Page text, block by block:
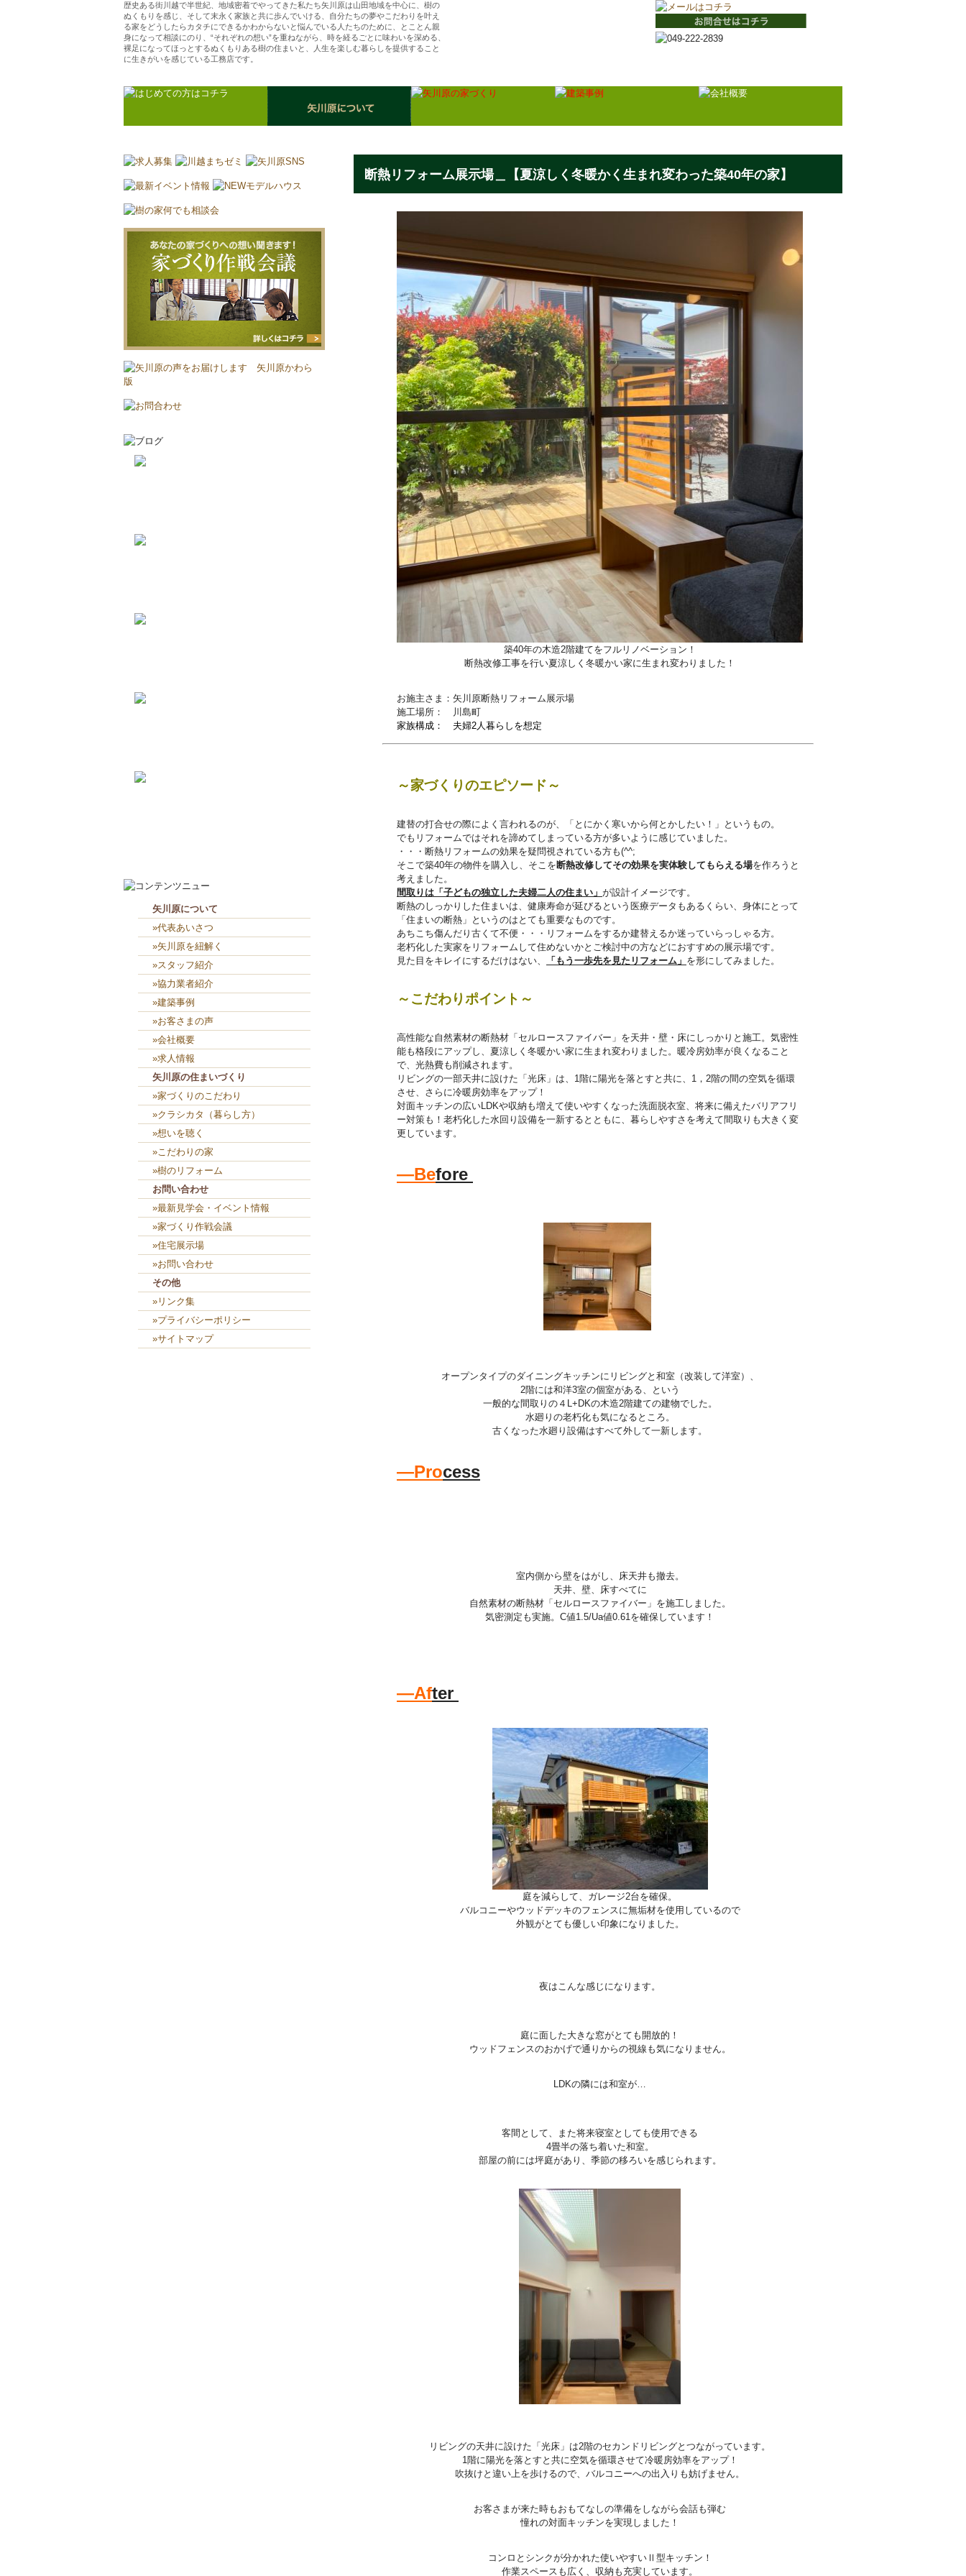
歴史ある街川越で半世紀、地域密着でやってきた私たち矢川原は山田地域を中心に、樹の
ぬくもりを感じ、そして末永く家族と共に歩んでいける、自分たちの夢やこだわりを叶え
る家をどうしたらカタチにできるかわからないと悩んでいる人たちのために、とことん親
身になって相談にのり、“それぞれの想い”を重ねながら、時を経るごとに味わいを深める、
裸足になってほっとするぬくもりある樹の住まいと、人生を楽しむ暮らしを提供すること
に生きがいを感じている工務店です。
断熱リフォーム展示場＿【夏涼しく冬暖かく生まれ変わった築40年の家】
築40年の木造2階建てをフルリノベーション！
断熱改修工事を行い夏涼しく冬暖かい家に生まれ変わりました！
お施主さま：矢川原断熱リフォーム展示場
施工場所： 川島町
家族構成： 夫婦2人暮らしを想定
～家づくりのエピソード～
建替の打合せの際によく言われるのが、「とにかく寒いから何とかしたい！」というもの。
でもリフォームではそれを諦めてしまっている方が多いように感じていました。
・・・断熱リフォームの効果を疑問視されている方も(^^;
そこで築40年の物件を購入し、そこを 断熱改修してその効果を実体験してもらえる場を作ろうと
考えました。
間取りは「子どもの独立した夫婦二人の住まい」 が設計イメージです。
断熱のしっかりした住まいは、健康寿命が延びるという医療データもあるくらい、身体に とって
「住まいの断熱」というのはとても重要なものです。
あちこち傷んだり古くて不便・・・リフォームをするか建替えるか迷っていらっしゃる方。
老朽化した実家をリフォームして住めないかとご検討中の方などにおすすめの展示場です。
見た目をキレイにするだけはない、
「もう一歩先を見たリフォーム」 を形にしてみました。
～こだわりポイント～
高性能な自然素材の断熱材「セルロースファイバー」を天井・壁・床にしっかりと施工。気密性
能も格段にアップし、夏涼しく冬暖かい家に生まれ変わりました。暖冷房効率が良くなること
で、光熱費も削減されます。
リビングの一部天井に設けた「光床」は、1階に陽光を落とすと共に、1，2階の間の空気を循環
させ、さらに冷暖房効率をアップ！
対面キッチンの広いLDKや収納も増えて使いやすくなった洗面脱衣室、将来に備えたバリアフリ
ー対策も！老朽化した水回り設備を一新するとともに、暮らしやすさを考えて間取りも大きく変
更しています。
―Before
オープンタイプのダイニングキッチンにリビングと和室（改装して洋室）、
2階には和洋3室の個室がある、という
一般的な間取りの４L+DKの木造2階建ての建物でした。
水廻りの老朽化も気になるところ。
古くなった水廻り設備はすべて外して一新します。
―Process
室内側から壁をはがし、床天井も撤去。
天井、壁、床すべてに
自然素材の断熱材「セルロースファイバー」を施工しました。
気密測定も実施。C値1.5/Ua値0.61を確保しています！
―After
庭を減らして、ガレージ2台を確保。
バルコニーやウッドデッキのフェンスに無垢材を使用しているので
外観がとても優しい印象になりました。
夜はこんな感じになります。
庭に面した大きな窓がとても開放的！
ウッドフェンスのおかげで通りからの視線も気になりません。
LDKの隣には和室が…
客間として、また将来寝室としても使用できる
4畳半の落ち着いた和室。
部屋の前には坪庭があり、季節の移ろいを感じられます。
リビングの天井に設けた「光床」は2階のセカンドリビングとつながっています。
1階に陽光を落とすと共に空気を循環させて冷暖房効率をアップ！
吹抜けと違い上を歩けるので、バルコニーへの出入りも妨げません。
お客さまが来た時もおもてなしの準備をしながら会話も弾む
憧れの対面キッチンを実現しました！
コンロとシンクが分かれた使いやすいⅡ型キッチン！
作業スペースも広く、収納も充実しています。
矢川原について
»代表あいさつ
»矢川原を紐解く
»スタッフ紹介
»協力業者紹介
»建築事例
»お客さまの声
»会社概要
»求人情報
矢川原の住まいづくり
»家づくりのこだわり
»クラシカタ（暮らし方）
»想いを聴く
»こだわりの家
»樹のリフォーム
お問い合わせ
»最新見学会・イベント情報
»家づくり作戦会議
»住宅展示場
»お問い合わせ
その他
»リンク集
»プライバシーポリシー
»サイトマップ